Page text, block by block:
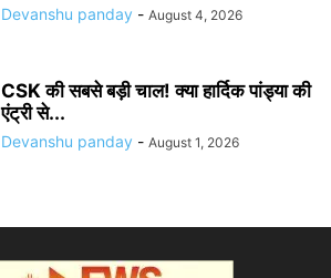
Devanshu panday - August 4, 2026
CSK की सबसे बड़ी चाल! क्या हार्दिक पांड्या की
एंट्री से...
Devanshu panday - August 1, 2026